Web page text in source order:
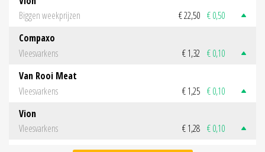
Biggen weekprijzen
€ 22,50 € 0,50
Compaxo
Vleesvarkens
€ 1,32 € 0,10
Van Rooi Meat
Vleesvarkens
€ 1,25 € 0,10
Vion
Vleesvarkens
€ 1,28 € 0,10